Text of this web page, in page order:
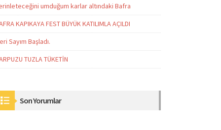
umduğum karlar altındaki Bafra
KAPIKAYA FEST BÜYÜK KATILIMLA AÇILDI
Sayım Başladı.
TUZLA TÜKETİN
Son Yorumlar